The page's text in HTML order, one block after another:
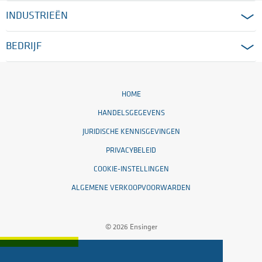
INDUSTRIEËN
BEDRIJF
HOME
HANDELSGEGEVENS
JURIDISCHE KENNISGEVINGEN
PRIVACYBELEID
COOKIE-INSTELLINGEN
ALGEMENE VERKOOPVOORWARDEN
© 2026 Ensinger